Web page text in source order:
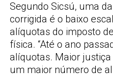
Segundo Sicsú, uma
corrigida é o baixo
alíquotas do imposto
física. “Até o ano
alíquotas. Maior
um maior número de